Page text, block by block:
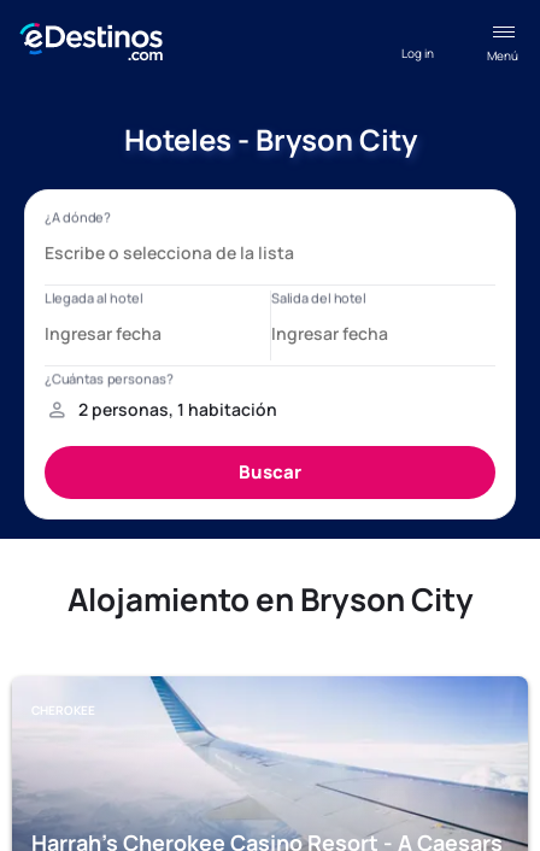
Menú
Log in
Hoteles - Bryson City
Alojamiento en Bryson City
CHEROKEE
Harrah's Cherokee Casino Resort - A Caesars